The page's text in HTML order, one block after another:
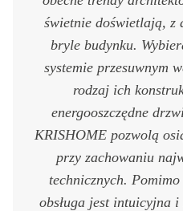
świetnie doświetlają, z
bryle budynku.
systemie przesuwnym
rodzaj ich
energooszczędne
KRISHOME pozwolą
przy zachowaniu
technicznych.
obsługa jest intuicyjna i